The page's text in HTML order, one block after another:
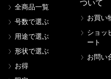
全商品一覧
号数で選ぶ
用途で選ぶ
形状で選ぶ
お得
ついて
お買い
ショッ
ート
お問い